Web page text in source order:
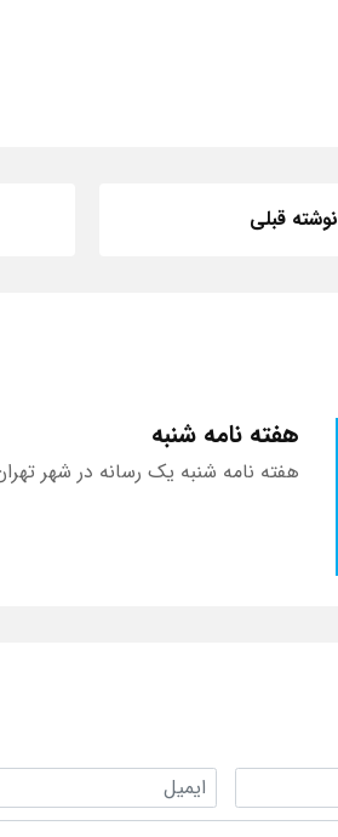
نوشته قبلی
هفته نامه شنبه
هفته نامه شنبه یک رسانه در شهر